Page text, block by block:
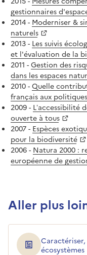
gestionnaires
2014 - Moderniser &
naturels
2013 - Les suivis
et l'évaluation de la
2011 - Gestion des
dans les espaces
2010 - Quelle
français aux
2009 - L’accessibilité
ouverte à tous
2007 - Espèces
pour la biodiversité
2006 - Natura 2000 :
européenne de
Aller plus
Caractériser,
écosystèmes